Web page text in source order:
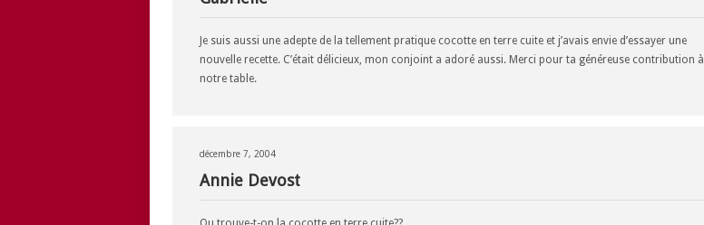
Je suis aussi une adepte de la tellement pratique cocotte en terre cuite et j’avais envie d’essayer une
nouvelle recette. C’était délicieux, mon conjoint a adoré aussi. Merci pour ta généreuse contribution à
notre table.
décembre 7, 2004
Annie Devost